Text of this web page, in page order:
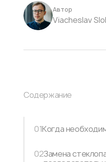
Автор
Viacheslav
Содержание
01Когда
02Замена